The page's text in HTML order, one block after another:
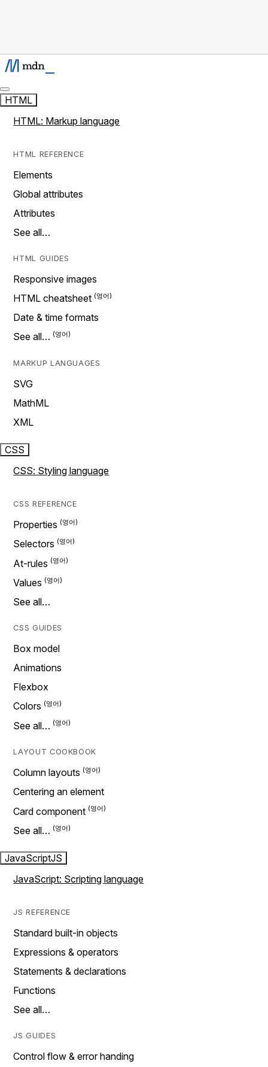
HTML
HTML: Markup language
HTML REFERENCE
Elements
Global attributes
Attributes
See all…
HTML GUIDES
Responsive images
HTML cheatsheet
Date & time formats
See all…
MARKUP LANGUAGES
SVG
MathML
XML
CSS
CSS: Styling language
CSS REFERENCE
Properties
Selectors
At-rules
Values
See all…
CSS GUIDES
Box model
Animations
Flexbox
Colors
See all…
LAYOUT COOKBOOK
Column layouts
Centering an element
Card component
See all…
JavaScriptJS
JavaScript: Scripting language
JS REFERENCE
Standard built-in objects
Expressions & operators
Statements & declarations
Functions
See all…
JS GUIDES
Control flow & error handing